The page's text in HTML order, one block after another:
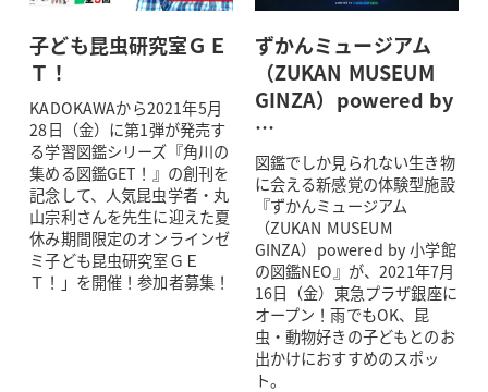
子ども昆虫研究室ＧＥ
Ｔ！
KADOKAWAから2021年5月
28日（金）に第1弾が発売す
る学習図鑑シリーズ『角川の
集める図鑑GET！』の創刊を
記念して、人気昆虫学者・丸
山宗利さんを先生に迎えた夏
休み期間限定のオンラインゼ
ミ子ども昆虫研究室ＧＥ
Ｔ！」を開催！参加者募集！
ずかんミュージアム
（ZUKAN MUSEUM
GINZA）powered by
…
図鑑でしか見られない生き物
に会える新感覚の体験型施設
『ずかんミュージアム
（ZUKAN MUSEUM
GINZA）powered by 小学館
の図鑑NEO』が、2021年7月
16日（金）東急プラザ銀座に
オープン！雨でもOK、昆
虫・動物好きの子どもとのお
出かけにおすすめのスポッ
ト。